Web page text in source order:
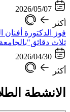
2026/05/07
أكثر
فوز الدكتورة
ثلاث دقائق"بالجامعة
2026/04/30
أكثر
الانشطة